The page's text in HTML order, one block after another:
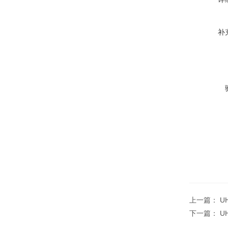
补
上一篇：
下一篇：